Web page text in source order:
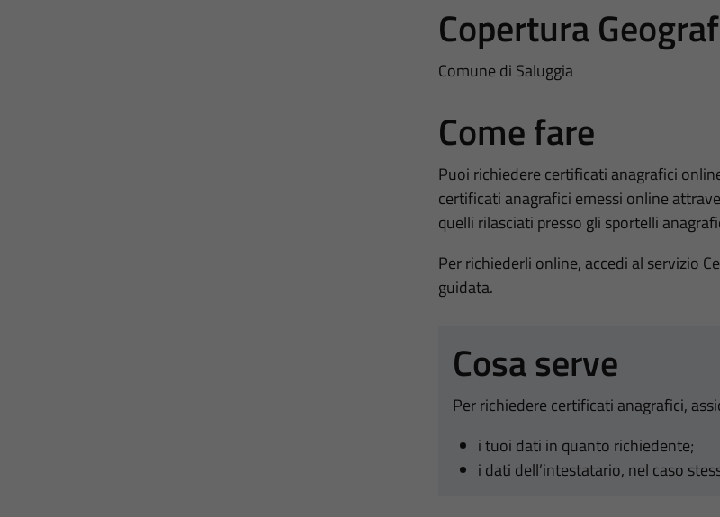
Copertura
Comune di Saluggia
Come fare
Puoi richiedere certificati anagrafici
certificati anagrafici emessi online
quelli rilasciati presso gli sportelli
Per richiederli online, accedi al servizio
guidata.
Cosa serve
Per richiedere certificati anagrafici,
i tuoi dati in quanto richiedente;
i dati dell’intestatario, nel caso